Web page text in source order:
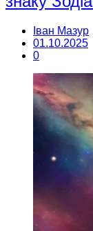
Іван Мазур
01.10.2025
0